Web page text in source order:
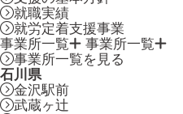
就職実績
就労定着支援事業
事業所一覧
事業所一覧
事業所一覧を見る
石川県
金沢駅前
武蔵ヶ辻